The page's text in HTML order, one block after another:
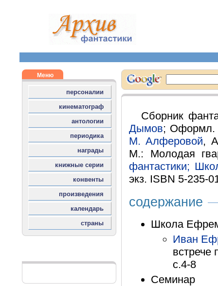
Сборник
Дымов; Оформл.
М. Алферовой,
М.: Молодая
фантастики;
экз. ISBN 5-235-
содержание
Школа
Иван
встрече
с.4-8
Семинар